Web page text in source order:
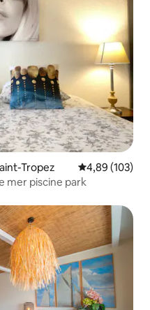
Tropez Évaluation
4,89 (103)
mer piscine park
appréciés